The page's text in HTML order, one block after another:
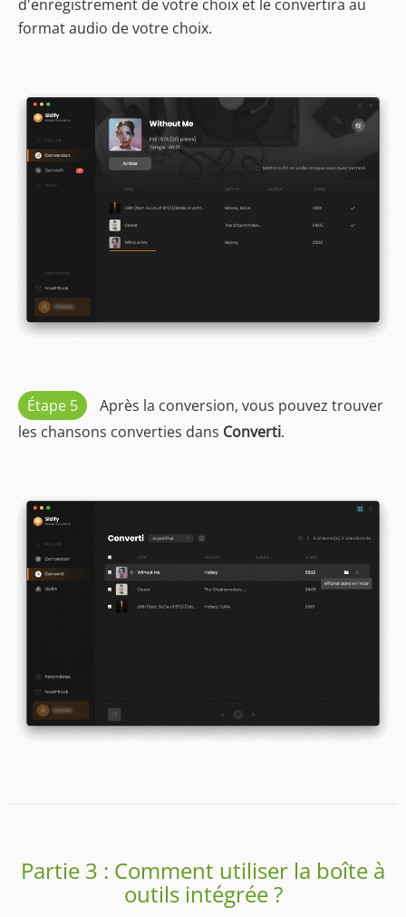
d'enregistrement de votre choix et le convertira au
format audio de votre choix.
Étape 5
Après la conversion, vous pouvez trouver
les chansons converties dans Converti.
Partie 3 : Comment utiliser la boîte à
outils intégrée ?